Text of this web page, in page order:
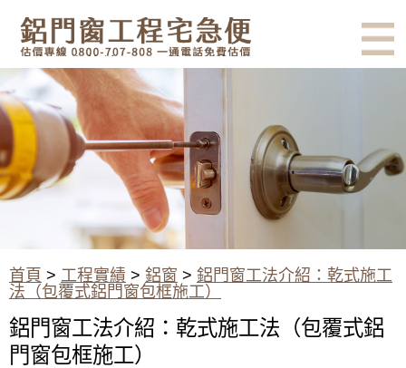
有鋁門窗的結露、隔熱、隔音問
題？找我們就對了！估價專線
0800-707-808
鋁門窗工法介紹：乾式施工法
（包覆式鋁門窗包框施工）
首頁 > 工程實績 > 鋁窗 > 鋁門窗工法介紹：乾式施工
法（包覆式鋁門窗包框施工）
鋁門窗工法介紹：乾式施工法（包覆式鋁
門窗包框施工）